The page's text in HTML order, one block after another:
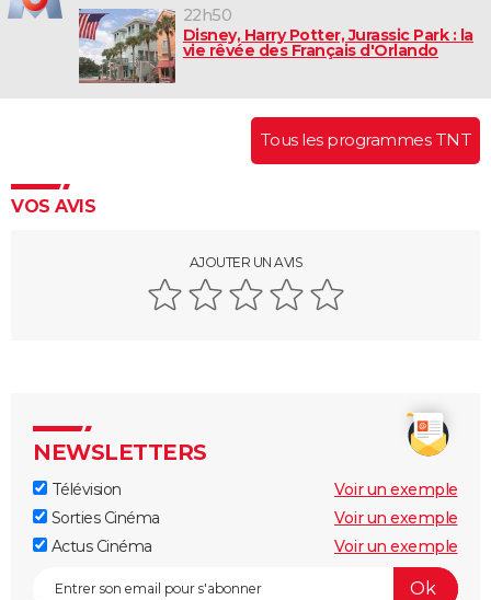
22h50
Disney, Harry Potter, Jurassic Park : la
vie rêvée des Français d'Orlando
Tous les programmes TNT
VOS AVIS
AJOUTER UN AVIS
NEWSLETTERS
Télévision
Voir un exemple
Sorties Cinéma
Voir un exemple
Actus Cinéma
Voir un exemple